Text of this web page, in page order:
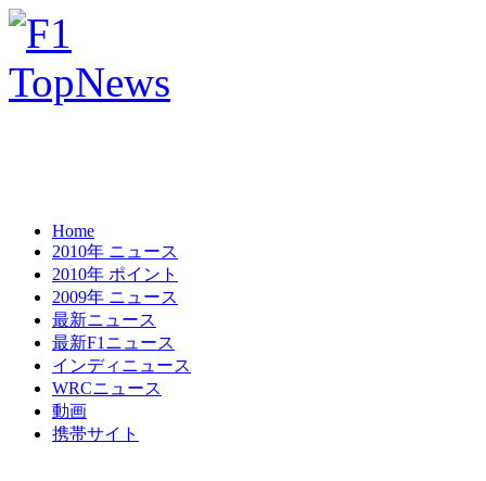
Home
2010年 ニュース
2010年 ポイント
2009年 ニュース
最新ニュース
最新F1ニュース
インディニュース
WRCニュース
動画
携帯サイト